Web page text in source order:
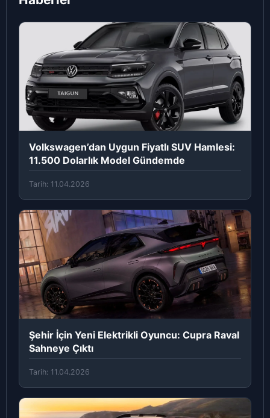
Volkswagen’dan Uygun Fiyatlı SUV Hamlesi:
11.500 Dolarlık Model Gündemde
Tarih: 11.04.2026
Şehir İçin Yeni Elektrikli Oyuncu: Cupra Raval
Sahneye Çıktı
Tarih: 11.04.2026